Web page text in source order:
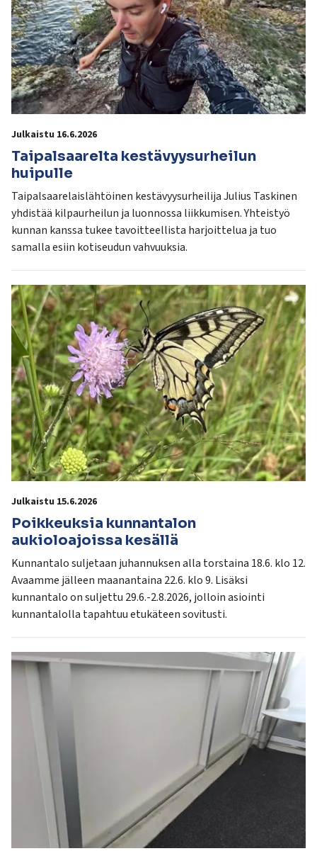
Julkaistu 16.6.2026
Taipalsaarelta kestävyysurheilun
huipulle
Taipalsaarelaislähtöinen kestävyysurheilija Julius Taskinen
yhdistää kilpaurheilun ja luonnossa liikkumisen. Yhteistyö
kunnan kanssa tukee tavoitteellista harjoittelua ja tuo
samalla esiin kotiseudun vahvuuksia.
Julkaistu 15.6.2026
Poikkeuksia kunnantalon
aukioloajoissa kesällä
Kunnantalo suljetaan juhannuksen alla torstaina 18.6. klo 12.
Avaamme jälleen maanantaina 22.6. klo 9. Lisäksi
kunnantalo on suljettu 29.6.-2.8.2026, jolloin asiointi
kunnantalolla tapahtuu etukäteen sovitusti.